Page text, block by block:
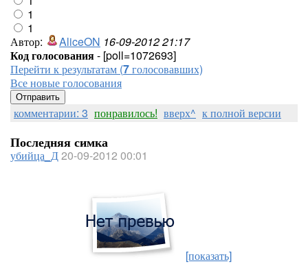
1
1
Автор:
AliceON 16-09-2012 21:17
Код голосования- [poll=1072693]
Перейти к результатам (7голосовавших)
Все новые голосования
комментарии: 3 понравилось! вверх^ к полной версии
Последняя симка
убийца_Д20-09-2012 00:01
[показать]